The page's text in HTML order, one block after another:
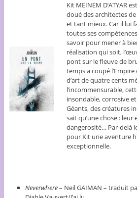
Kit MEINEM D’ATYAR
doué des architectes
et tant mieux. Car il lui
toutes ses
savoir pour mener à
réalisation qui soit,
pont sur le fleuve de
temps a coupé
d’art de quatre cents
l’incommensurable,
insondable, corrosive
Géants, des créatures
sait qu’une chose : leur
dangerosité… Par-delà
pour Kit une aventure
exceptionnelle.
Neverwhere– Neil GAIMAN – traduit